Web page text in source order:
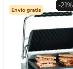
Envío gratis
-21%